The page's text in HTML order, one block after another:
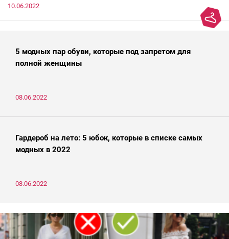
10.06.2022
5 модных пар обуви, которые под запретом для
полной женщины
08.06.2022
Гардероб на лето: 5 юбок, которые в списке самых
модных в 2022
08.06.2022